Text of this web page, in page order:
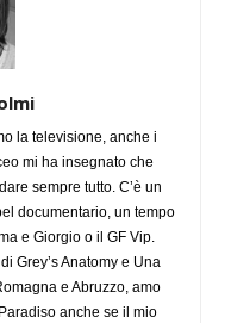
la televisione, anche i
mi ha insegnato che
sempre tutto. C’è un
documentario, un tempo
e Giorgio o il GF Vip.
Grey’s Anatomy e Una
e Abruzzo, amo
anche se il mio